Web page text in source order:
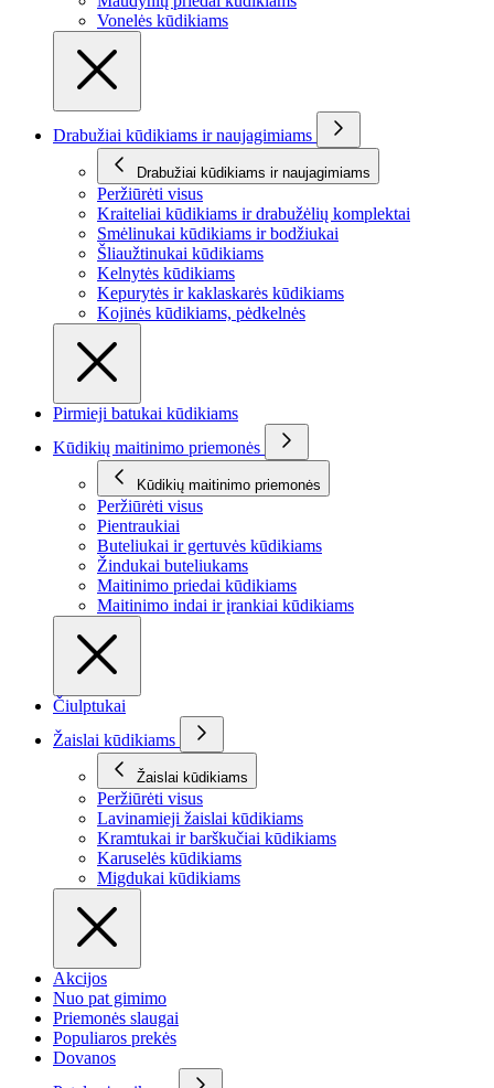
Vonelės kūdikiams
Drabužiai kūdikiams ir naujagimiams
Drabužiai kūdikiams ir naujagimiams
Peržiūrėti visus
Kraiteliai kūdikiams ir drabužėlių komplektai
Smėlinukai kūdikiams ir bodžiukai
Šliaužtinukai kūdikiams
Kelnytės kūdikiams
Kepurytės ir kaklaskarės kūdikiams
Kojinės kūdikiams, pėdkelnės
Pirmieji batukai kūdikiams
Kūdikių maitinimo priemonės
Kūdikių maitinimo priemonės
Peržiūrėti visus
Pientraukiai
Buteliukai ir gertuvės kūdikiams
Žindukai buteliukams
Maitinimo priedai kūdikiams
Maitinimo indai ir įrankiai kūdikiams
Čiulptukai
Žaislai kūdikiams
Žaislai kūdikiams
Peržiūrėti visus
Lavinamieji žaislai kūdikiams
Kramtukai ir barškučiai kūdikiams
Karuselės kūdikiams
Migdukai kūdikiams
Akcijos
Nuo pat gimimo
Priemonės slaugai
Populiaros prekės
Dovanos